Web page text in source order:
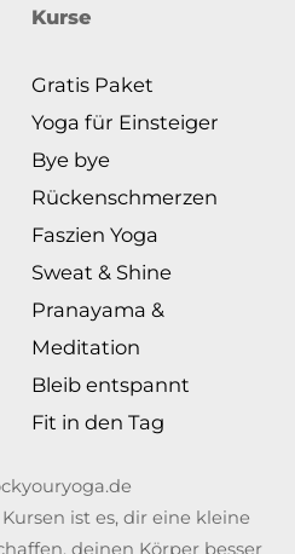
Kurse
Gratis Paket
Yoga für Einsteiger
Bye bye
Rückenschmerzen
Faszien Yoga
Sweat & Shine
Pranayama &
Meditation
Bleib entspannt
Fit in den Tag
ist es, dir eine kleine
deinen Körper besser